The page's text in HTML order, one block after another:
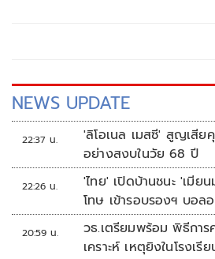
NEWS UPDATE
22:37 น.
'ลิโอเนล เมสซี' สูญเสี
อย่างสงบในวัย 68 ปี
22:26 น.
'ไทย' เปิดบ้านชนะ 'เมีย
โทษ เข้ารอบรองฯ บอล
20:59 น.
วธ.เตรียมพร้อม พิธีการ
เคราะห์ เหตุยิงในโรงเรีย